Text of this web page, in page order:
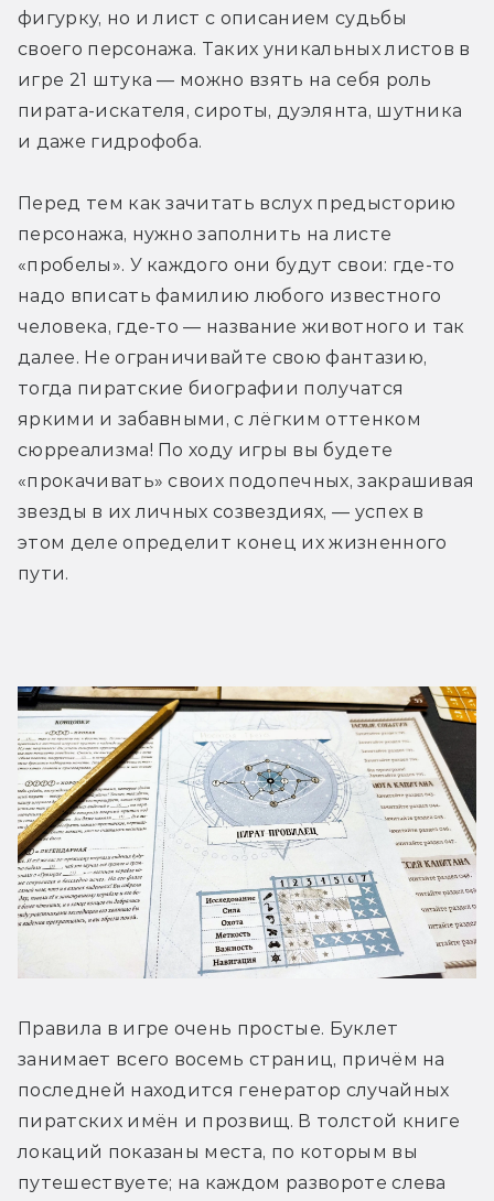
фигурку, но и лист с описанием судьбы
своего персонажа. Таких уникальных листов в
игре 21 штука — можно взять на себя роль
пирата-искателя, сироты, дуэлянта, шутника
и даже гидрофоба.
Перед тем как зачитать вслух предысторию
персонажа, нужно заполнить на листе
«пробелы». У каждого они будут свои: где-то
надо вписать фамилию любого известного
человека, где-то — название животного и так
далее. Не ограничивайте свою фантазию,
тогда пиратские биографии получатся
яркими и забавными, с лёгким оттенком
сюрреализма! По ходу игры вы будете
«прокачивать» своих подопечных, закрашивая
звезды в их личных созвездиях, — успех в
этом деле определит конец их жизненного
пути.
Правила в игре очень простые. Буклет
занимает всего восемь страниц, причём на
последней находится генератор случайных
пиратских имён и прозвищ. В толстой книге
локаций показаны места, по которым вы
путешествуете; на каждом развороте слева